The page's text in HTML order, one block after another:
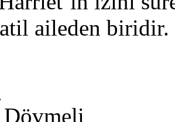
aileden biridir.